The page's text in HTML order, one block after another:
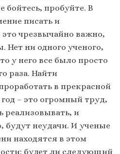
бойтесь, пробуйте. В
писать и
чрезвычайно важно,
Нет ни одного ученого,
у него все было просто
раза. Найти
в прекрасной
– это огромный труд,
реализовывать, и
будут неудачи. И ученые
находятся в этом
будет ли следующий